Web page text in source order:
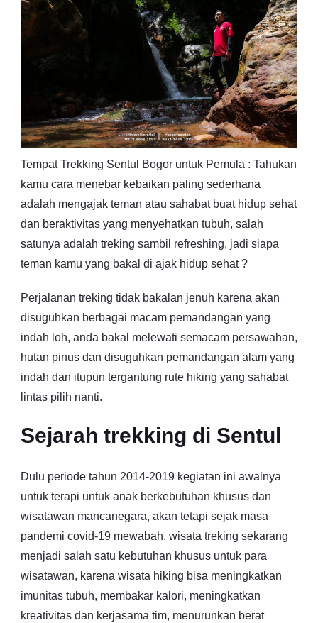
Tempat Trekking Sentul Bogor untuk Pemula : Tahukan
kamu cara menebar kebaikan paling sederhana
adalah mengajak teman atau sahabat buat hidup sehat
dan beraktivitas yang menyehatkan tubuh, salah
satunya adalah treking sambil refreshing, jadi siapa
teman kamu yang bakal di ajak hidup sehat ?
Perjalanan treking tidak bakalan jenuh karena akan
disuguhkan berbagai macam pemandangan yang
indah loh, anda bakal melewati semacam persawahan,
hutan pinus dan disuguhkan pemandangan alam yang
indah dan itupun tergantung rute hiking yang sahabat
lintas pilih nanti.
Sejarah trekking di Sentul
Dulu periode tahun 2014-2019 kegiatan ini awalnya
untuk terapi untuk anak berkebutuhan khusus dan
wisatawan mancanegara, akan tetapi sejak masa
pandemi covid-19 mewabah, wisata treking sekarang
menjadi salah satu kebutuhan khusus untuk para
wisatawan, karena wisata hiking bisa meningkatkan
imunitas tubuh, membakar kalori, meningkatkan
kreativitas dan kerjasama tim, menurunkan berat